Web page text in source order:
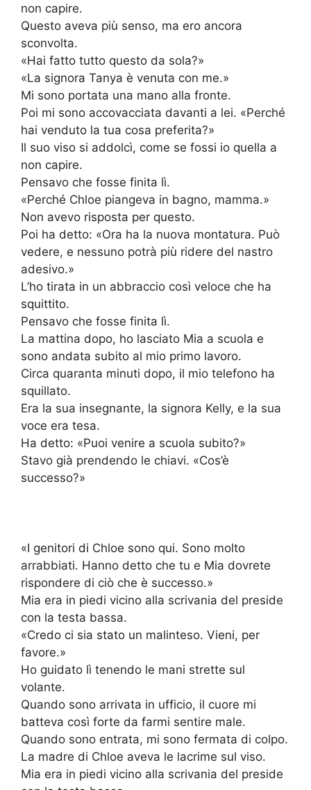
non capire.
Questo aveva più senso, ma ero ancora
sconvolta.
«Hai fatto tutto questo da sola?»
«La signora Tanya è venuta con me.»
Mi sono portata una mano alla fronte.
Poi mi sono accovacciata davanti a lei. «Perché
hai venduto la tua cosa preferita?»
Il suo viso si addolcì, come se fossi io quella a
non capire.
Pensavo che fosse finita lì.
«Perché Chloe piangeva in bagno, mamma.»
Non avevo risposta per questo.
Poi ha detto: «Ora ha la nuova montatura. Può
vedere, e nessuno potrà più ridere del nastro
adesivo.»
L’ho tirata in un abbraccio così veloce che ha
squittito.
Pensavo che fosse finita lì.
La mattina dopo, ho lasciato Mia a scuola e
sono andata subito al mio primo lavoro.
Circa quaranta minuti dopo, il mio telefono ha
squillato.
Era la sua insegnante, la signora Kelly, e la sua
voce era tesa.
Ha detto: «Puoi venire a scuola subito?»
Stavo già prendendo le chiavi. «Cos’è
successo?»
«I genitori di Chloe sono qui. Sono molto
arrabbiati. Hanno detto che tu e Mia dovrete
rispondere di ciò che è successo.»
Mia era in piedi vicino alla scrivania del preside
con la testa bassa.
«Credo ci sia stato un malinteso. Vieni, per
favore.»
Ho guidato lì tenendo le mani strette sul
volante.
Quando sono arrivata in ufficio, il cuore mi
batteva così forte da farmi sentire male.
Quando sono entrata, mi sono fermata di colpo.
La madre di Chloe aveva le lacrime sul viso.
Mia era in piedi vicino alla scrivania del preside